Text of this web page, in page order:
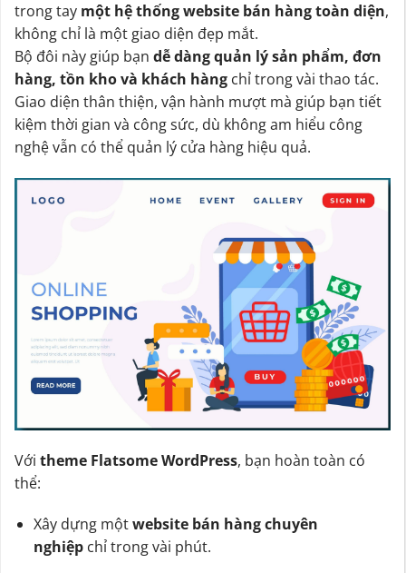
trong tay một hệ thống website bán hàng toàn diện,
không chỉ là một giao diện đẹp mắt.
Bộ đôi này giúp bạn dễ dàng quản lý sản phẩm, đơn
hàng, tồn kho và khách hàng chỉ trong vài thao tác.
Giao diện thân thiện, vận hành mượt mà giúp bạn tiết
kiệm thời gian và công sức, dù không am hiểu công
nghệ vẫn có thể quản lý cửa hàng hiệu quả.
Với theme Flatsome WordPress, bạn hoàn toàn có
thể:
Xây dựng mộtwebsite bán hàng chuyên
nghiệpchỉ trong vài phút.